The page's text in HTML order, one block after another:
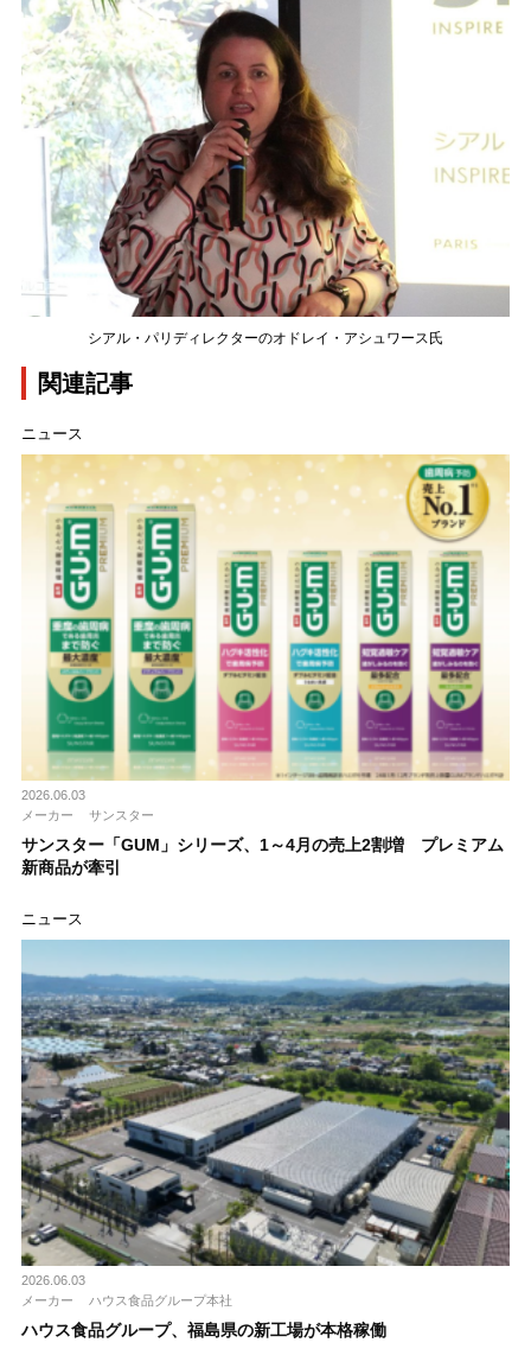
シアル・パリディレクターのオドレイ・アシュワース氏
関連記事
ニュース
2026.06.03
メーカー
サンスター
サンスター「GUM」シリーズ、1～4月の売上2割増 プレミアム
新商品が牽引
ニュース
2026.06.03
メーカー
ハウス食品グループ本社
ハウス食品グループ、福島県の新工場が本格稼働